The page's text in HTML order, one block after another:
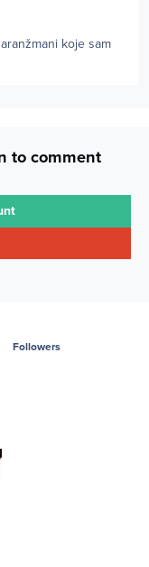
koje sam
to comment
Followers